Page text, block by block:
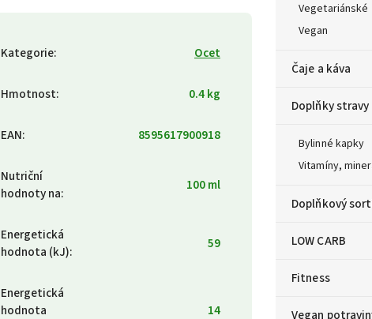
Vegetariánské
Vegan
Čaje a káva
Doplňky stravy
Bylinné kapky
Vitamíny,
Doplňkový
LOW CARB
Fitness
Vegan
Kategorie: Ocet
Hmotnost: 0.4 kg
EAN: 8595617900918
Nutriční
hodnoty na: 100 ml
Energetická
hodnota (kJ): 59
Energetická
hodnota
14